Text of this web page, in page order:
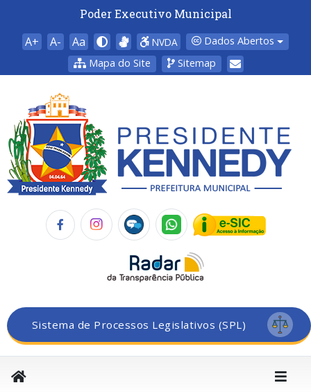
Poder Executivo Municipal
A+ A- Aa NVDA
Dados Abertos
Mapa do Site
Sitemap
Sistema de Processos Legislativos (SPL)